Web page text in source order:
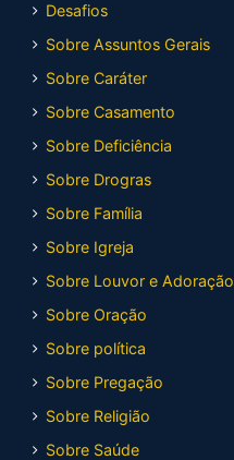
Desafios
Sobre Assuntos Gerais
Sobre Caráter
Sobre Casamento
Sobre Deficiência
Sobre Drogras
Sobre Família
Sobre Igreja
Sobre Louvor e Adoração
Sobre Oração
Sobre política
Sobre Pregação
Sobre Religião
Sobre Saúde